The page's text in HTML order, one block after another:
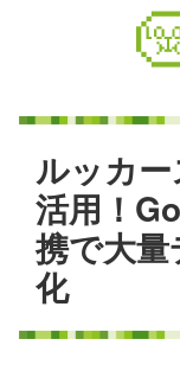
ルッカー
活用 ！ Go
携で大量
化